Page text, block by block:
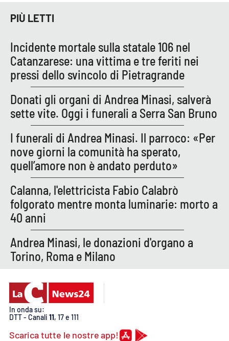
PIÙ LETTI
Incidente mortale sulla statale 106 nel
Catanzarese: una vittima e tre feriti nei
pressi dello svincolo di Pietragrande
Donati gli organi di Andrea Minasi, salverà
sette vite. Oggi i funerali a Serra San Bruno
I funerali di Andrea Minasi. Il parroco: «Per
nove giorni la comunità ha sperato,
quell’amore non è andato perduto»
Calanna, l'elettricista Fabio Calabrò
folgorato mentre monta luminarie: morto a
40 anni
Andrea Minasi, le donazioni d'organo a
Torino, Roma e Milano
In onda su:
DTT - Canali 11, 17 e 111
Scarica tutte le nostre app!